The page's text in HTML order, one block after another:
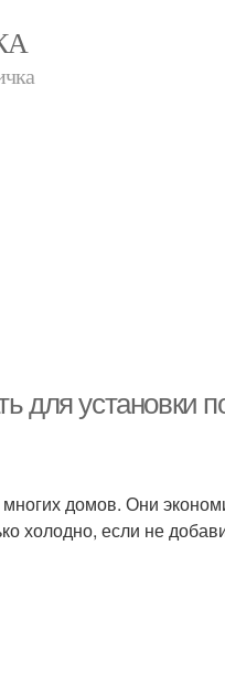
для установки
домов. Они
холодно, если не